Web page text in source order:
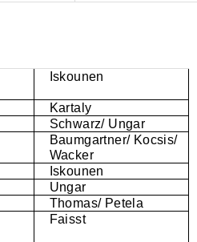
Iskounen
Kartaly
Schwarz/ Ungar
Baumgartner/ Kocsis/
Wacker
Iskounen
Ungar
Thomas/ Petela
Faisst